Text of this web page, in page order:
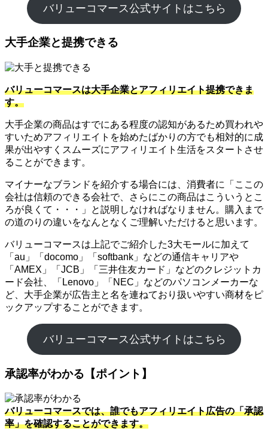
バリューコマース公式サイトはこちら
大手企業と提携できる
バリューコマースは大手企業とアフィリエイト提携できま
す。
大手企業の商品はすでにある程度の認知があるため買われや
すいためアフィリエイトを始めたばかりの方でも相対的に成
果が出やすくスムーズにアフィリエイト生活をスタートさせ
ることができます。
マイナーなブランドを紹介する場合には、消費者に「ここの
会社は信頼のできる会社で、さらにこの商品はこういうとこ
ろが良くて・・・」と説明しなければなりません。購入まで
の道のりの違いをなんとなくご理解いただけると思います。
バリューコマースは上記でご紹介した3大モールに加えて
「au」「docomo」「softbank」などの通信キャリアや
「AMEX」「JCB」「三井住友カード」などのクレジットカ
ード会社、「Lenovo」「NEC」などのパソコンメーカーな
ど、大手企業が広告主と名を連ねており扱いやすい商材をピ
ックアップすることができます。
バリューコマース公式サイトはこちら
承認率がわかる【ポイント】
バリューコマースでは、誰でもアフィリエイト広告の「承認
率」を確認することができます。